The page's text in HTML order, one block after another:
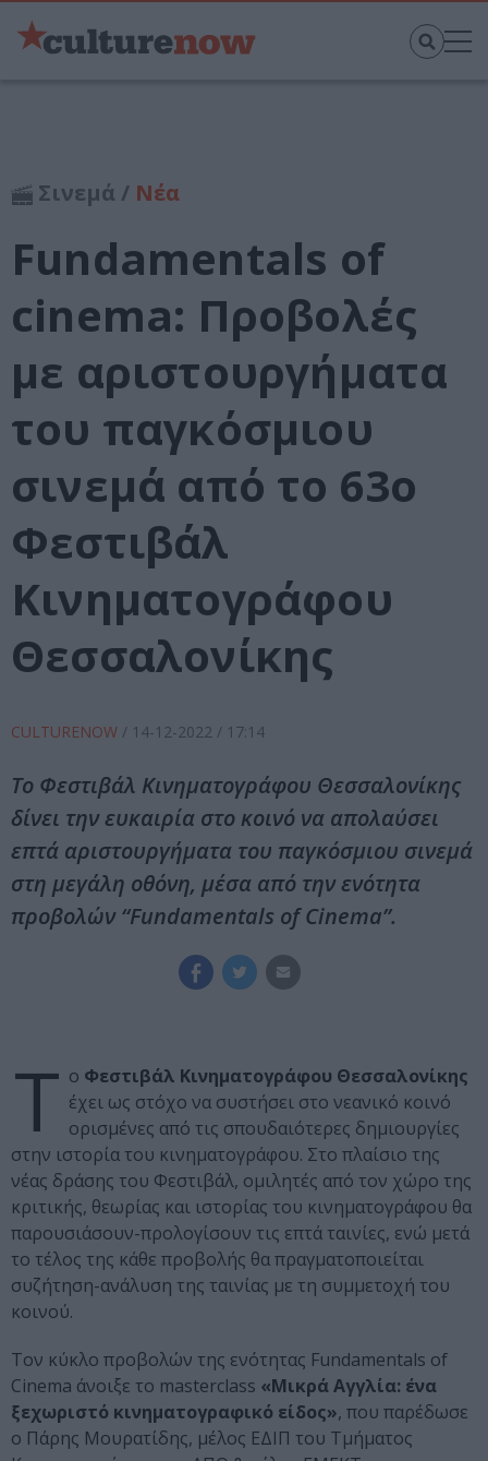
Σινεμά / Νέα
Fundamentals of
cinema: Προβολές
με αριστουργήματα
του παγκόσμιου
σινεμά από το 63ο
Φεστιβάλ
Κινηματογράφου
Θεσσαλονίκης
CULTURENOW / 14-12-2022 / 17:14
Το Φεστιβάλ Κινηματογράφου Θεσσαλονίκης
δίνει την ευκαιρία στο κοινό να απολαύσει
επτά αριστουργήματα του παγκόσμιου σινεμά
στη μεγάλη οθόνη, μέσα από την ενότητα
προβολών “Fundamentals of Cinema”.
Τ ο Φεστιβάλ Κινηματογράφου Θεσσαλονίκης
έχει ως στόχο να συστήσει στο νεανικό κοινό
ορισμένες από τις σπουδαιότερες δημιουργίες
στην ιστορία του κινηματογράφου. Στο πλαίσιο της
νέας δράσης του Φεστιβάλ, ομιλητές από τον χώρο της
κριτικής, θεωρίας και ιστορίας του κινηματογράφου θα
παρουσιάσουν-προλογίσουν τις επτά ταινίες, ενώ μετά
το τέλος της κάθε προβολής θα πραγματοποιείται
συζήτηση-ανάλυση της ταινίας με τη συμμετοχή του
κοινού.
Τον κύκλο προβολών της ενότητας Fundamentals of
Cinema άνοιξε το masterclass «Μικρά Αγγλία: ένα
ξεχωριστό κινηματογραφικό είδος», που παρέδωσε
ο Πάρης Μουρατίδης, μέλος ΕΔΙΠ του Τμήματος